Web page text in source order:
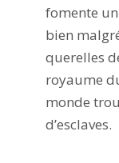
fomente
bien
querelles
royaume
monde
d’esclaves.